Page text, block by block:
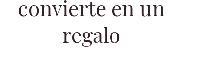
convierte en un
regalo